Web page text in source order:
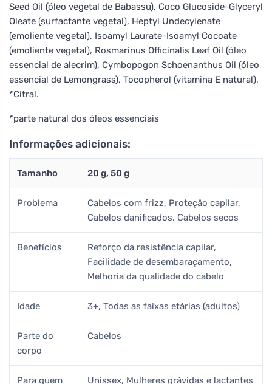
Seed Oil (óleo vegetal de Babassu), Coco Glucoside-Glyceryl
Oleate (surfactante vegetal), Heptyl Undecylenate
(emoliente vegetal), Isoamyl Laurate-Isoamyl Cocoate
(emoliente vegetal), Rosmarinus Officinalis Leaf Oil (óleo
essencial de alecrim), Cymbopogon Schoenanthus Oil (óleo
essencial de Lemongrass), Tocopherol (vitamina E natural),
*Citral.
*parte natural dos óleos essenciais
Informações adicionais:
Tamanho 20 g, 50 g
Problema
Cabelos com frizz, Proteção capilar,
Cabelos danificados, Cabelos secos
Benefícios
Reforço da resistência capilar,
Facilidade de desembaraçamento,
Melhoria da qualidade do cabelo
Idade 3+, Todas as faixas etárias (adultos)
Parte do
corpo
Cabelos
Para quem Unissex, Mulheres grávidas e lactantes